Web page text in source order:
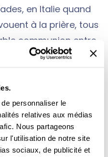
personnaliser le
relatives aux médias
Nous partageons
l'utilisation de notre site
sociaux, de publicité et
en Italie quand
à la prière, tous
communion entre
du
la communauté des
célébrer la
qui répond à
aujourd’hui